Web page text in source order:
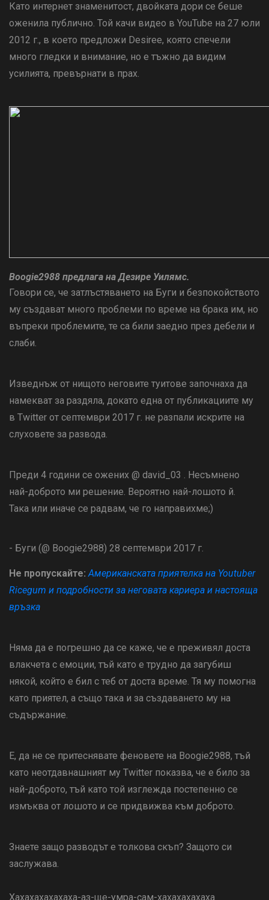
Като интернет знаменитост, двойката дори се беше
оженила публично. Той качи видео в YouTube на 27 юли
2012 г., в което предложи Desiree, която спечели
много гледки и внимание, но е тъжно да видим
усилията, превърнати в прах.
Boogie2988 предлага на Дезире Уилямс.
Говори се, че затлъстяването на Буги и безпокойството
му създават много проблеми по време на брака им, но
въпреки проблемите, те са били заедно през дебели и
слаби.
Изведнъж от нищото неговите туитове започнаха да
намекват за раздяла, докато една от публикациите му
в Twitter от септември 2017 г. не разпали искрите на
слуховете за развода.
Преди 4 години се ожених @ david_03 . Несъмнено
най-доброто ми решение. Вероятно най-лошото й.
Така или иначе се радвам, че го направихме;)
- Буги (@ Boogie2988) 28 септември 2017 г.
Не пропускайте: Американската приятелка на Youtuber
Ricegum и подробности за неговата кариера и настояща
връзка
Няма да е погрешно да се каже, че е преживял доста
влакчета с емоции, тъй като е трудно да загубиш
някой, който е бил с теб от доста време. Тя му помогна
като приятел, а също така и за създаването му на
съдържание.
Е, да не се притеснявате феновете на Boogie2988, тъй
като неотдавнашният му Twitter показва, че е било за
най-доброто, тъй като той изглежда постепенно се
измъква от лошото и се придвижва към доброто.
Знаете защо разводът е толкова скъп? Защото си
заслужава.
Хахахахахахаха-аз-ще-умра-сам-хахахахахаха